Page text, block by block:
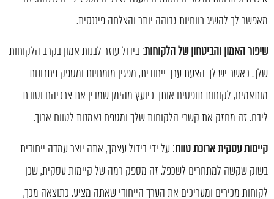
מאפשר לך להשיג רווחיות גבוהה יותר והצלחה פיננסית.
שיפור האמון והביטחון של הלקוחות: בידול עוזר לבנות אמון בקרב הלקוחות
שלך. כאשר יש לך הצעת ערך ייחודית, מפגין מומחיות ומספק פתרונות
מותאמים, לקוחות תופסים אותך כיועץ מהימן שמבין את צרכיהם וטובת
ליבם. זה מחזק את קשרי הלקוחות שלך ומטפח נאמנות לטווח ארוך.
קיימות עסקית ארוכת טווח: על ידי בידול עצמך, אתה יוצר עמדה ייחודית
בשוק שקשה למתחרים לשכפל. זה מספק רמה של קיימות עסקית, שכן
לקוחות מכירים ומעריכים את הערך הייחודי שאתה מציע. כתוצאה מכך,